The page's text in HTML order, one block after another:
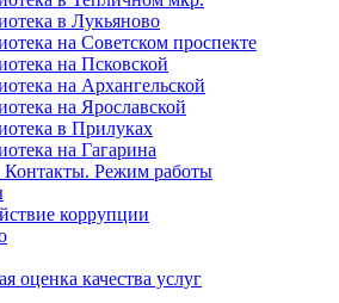
в Лукьяново
на Советском проспекте
на Псковской
на Архангельской
на Ярославской
в Прилуках
на Гагарина
Контакты. Режим работы
коррупции
оценка качества услуг